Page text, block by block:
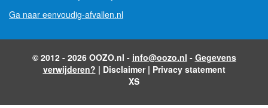
Ga naar eenvoudig-afvallen.nl
© 2012 - 2026 OOZO.nl - info@oozo.nl - Gegevens
verwijderen? | Disclaimer| Privacy statement
XS